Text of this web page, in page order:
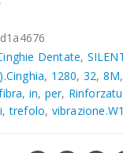
Dentate,
, 1280, 32, 8M
, in, per,
,trefolo,